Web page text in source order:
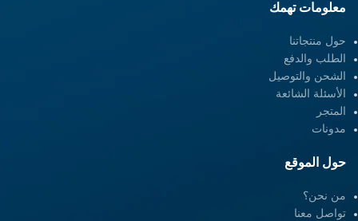
معلومات تهمك
حول منتجاتنا
الطلب والدفع
الشحن والتوصيل
الأسئلة الشائعة
المتجر
مدونات
حول الموقع
من نحن؟
تواصل معنا